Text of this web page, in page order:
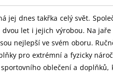
jej dnes takřka celý svět.
let i jejich výrobou. Na jaře
nejlepší ve svém oboru.
pro extrémní a fyzicky
oblečení a